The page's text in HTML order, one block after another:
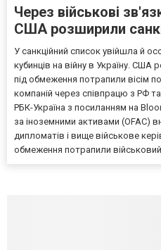
Через військові
США розширили
У санкційний список увійшла й
кубинців на війну в Україну. США
під обмеження потрапили вісім
компаній через співпрацю з РФ
РБК-Україна з посиланням на
за іноземними активами (OFAC)
дипломатів і вище військове
обмеження потрапили